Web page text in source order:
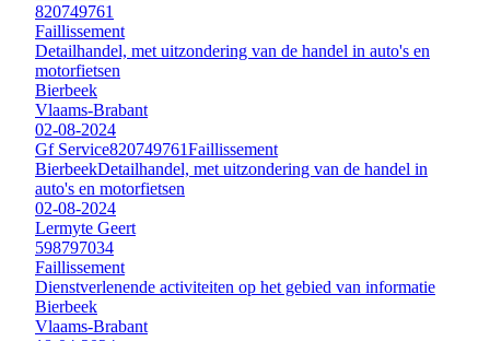
820749761
Faillissement
Detailhandel, met uitzondering van de handel in auto's en
motorfietsen
Bierbeek
Vlaams-Brabant
02-08-2024
Gf Service820749761Faillissement
BierbeekDetailhandel, met uitzondering van de handel in
auto's en motorfietsen
02-08-2024
Lermyte Geert
598797034
Faillissement
Dienstverlenende activiteiten op het gebied van informatie
Bierbeek
Vlaams-Brabant